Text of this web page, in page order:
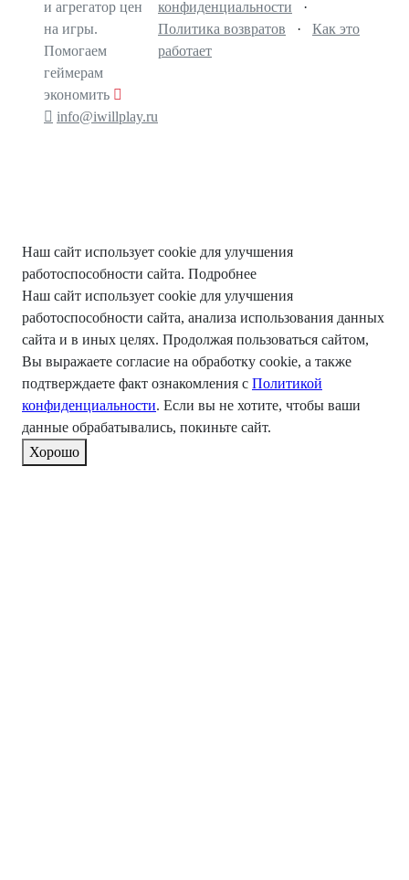
и агрегатор цен
на игры.
Помогаем
геймерам
экономить
info@iwillplay.ru
конфиденциальности ·
Политика возвратов · Как это
работает
Наш сайт использует cookie для улучшения
работоспособности сайта. Подробнее
Наш сайт использует cookie для улучшения
работоспособности сайта, анализа использования данных
сайта и в иных целях. Продолжая пользоваться сайтом,
Вы выражаете согласие на обработку cookie, а также
подтверждаете факт ознакомления с Политикой
конфиденциальности. Если вы не хотите, чтобы ваши
данные обрабатывались, покиньте сайт.
Хорошо